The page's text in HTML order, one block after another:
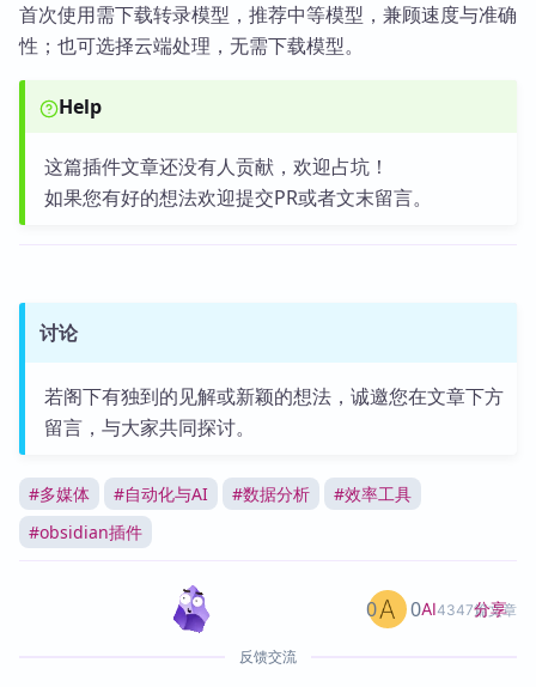
首次使用需下载转录模型，推荐中等模型，兼顾速度与准确
性；也可选择云端处理，无需下载模型。
Help
这篇插件文章还没有人贡献，欢迎占坑！
如果您有好的想法欢迎提交PR或者文末留言。
讨论
若阁下有独到的见解或新颖的想法，诚邀您在文章下方
留言，与大家共同探讨。
#多媒体 #自动化与AI #数据分析 #效率工具
#obsidian插件
AI4347篇文章
0 0 分享
反馈交流